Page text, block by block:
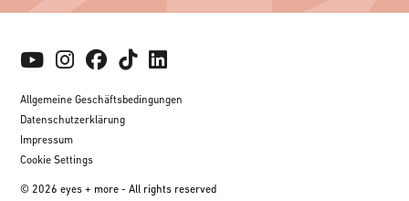
Allgemeine Geschäftsbedingungen
Datenschutzerklärung
Impressum
Cookie Settings
© 2026 eyes + more - All rights reserved